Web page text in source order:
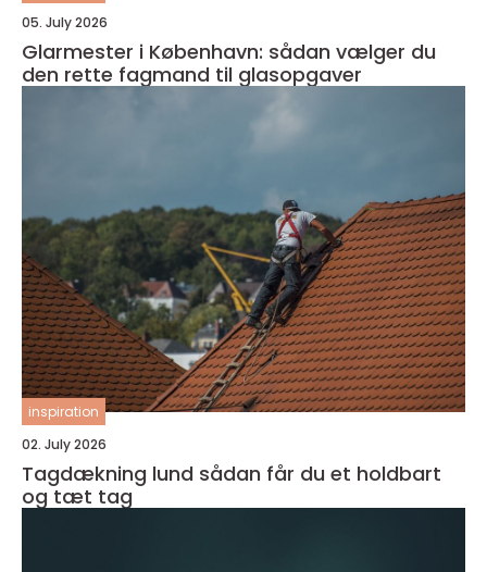
05. July 2026
Glarmester i København: sådan vælger du
den rette fagmand til glasopgaver
inspiration
02. July 2026
Tagdækning lund sådan får du et holdbart
og tæt tag